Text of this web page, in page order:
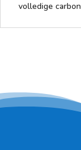
volledige